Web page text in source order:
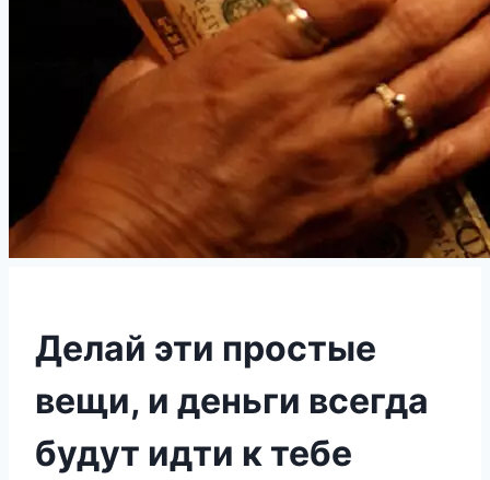
Делай эти простые
вещи, и деньги всегда
будут идти к тебе